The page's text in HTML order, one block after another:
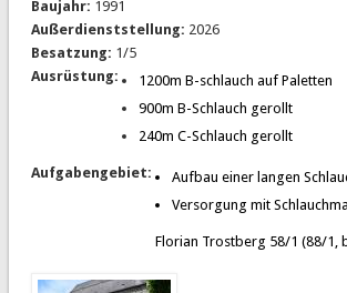
Baujahr: 1991
Außerdienststellung: 2026
Besatzung: 1/5
Ausrüstung:
1200m B-schlauch auf Paletten
900m B-Schlauch gerollt
240m C-Schlauch gerollt
Aufgabengebiet:
Aufbau einer langen
Versorgung mit
Florian Trostberg 58/1 (88/1,